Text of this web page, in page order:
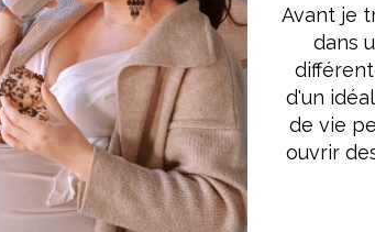
Avant je
dans
d'un
de vie
ouvrir